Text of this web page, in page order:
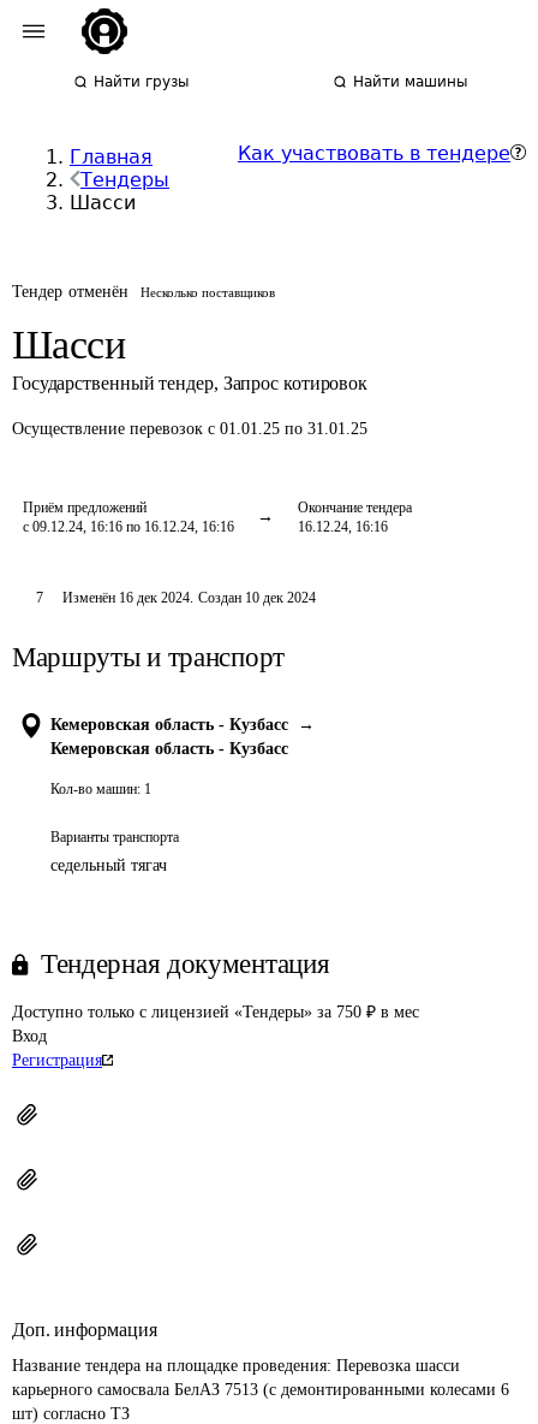
Найти грузы Найти машины
Главная
Тендеры
Шасси
Как участвовать в тендере
Тендер отменён Несколько поставщиков
Шасси
Государственный тендер, Запрос котировок
Осуществление перевозок с 01.01.25 по 31.01.25
Приём предложений
с 09.12.24, 16:16 по 16.12.24, 16:16
Окончание тендера
16.12.24, 16:16
7 Изменён 16 дек 2024. Создан 10 дек 2024
Маршруты и транспорт
Кемеровская область - Кузбасс
→
Кемеровская область - Кузбасс
Кол-во машин: 1
Варианты транспорта
седельный тягач
Тендерная документация
Доступно только с лицензией «Тендеры» за 750 ₽ в мес
Вход
Регистрация
Доп. информация
Название тендера на площадке проведения: Перевозка шасси
карьерного самосвала БелАЗ 7513 (с демонтированными колесами 6
шт) согласно ТЗ